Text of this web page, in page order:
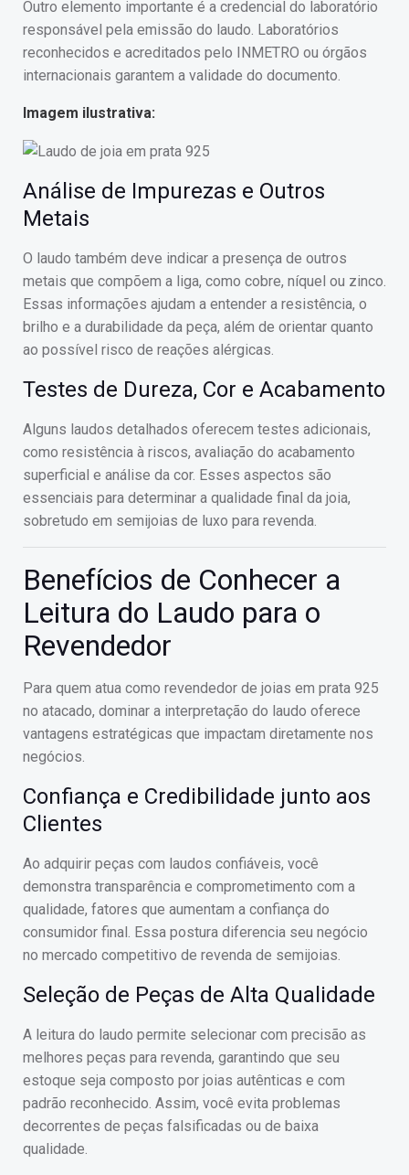
Outro elemento importante é a credencial do laboratório
responsável pela emissão do laudo. Laboratórios
reconhecidos e acreditados pelo INMETRO ou órgãos
internacionais garantem a validade do documento.
Imagem ilustrativa:
Análise de Impurezas e Outros
Metais
O laudo também deve indicar a presença de outros
metais que compõem a liga, como cobre, níquel ou zinco.
Essas informações ajudam a entender a resistência, o
brilho e a durabilidade da peça, além de orientar quanto
ao possível risco de reações alérgicas.
Testes de Dureza, Cor e Acabamento
Alguns laudos detalhados oferecem testes adicionais,
como resistência à riscos, avaliação do acabamento
superficial e análise da cor. Esses aspectos são
essenciais para determinar a qualidade final da joia,
sobretudo em semijoias de luxo para revenda.
Benefícios de Conhecer a
Leitura do Laudo para o
Revendedor
Para quem atua como revendedor de joias em prata 925
no atacado, dominar a interpretação do laudo oferece
vantagens estratégicas que impactam diretamente nos
negócios.
Confiança e Credibilidade junto aos
Clientes
Ao adquirir peças com laudos confiáveis, você
demonstra transparência e comprometimento com a
qualidade, fatores que aumentam a confiança do
consumidor final. Essa postura diferencia seu negócio
no mercado competitivo de revenda de semijoias.
Seleção de Peças de Alta Qualidade
A leitura do laudo permite selecionar com precisão as
melhores peças para revenda, garantindo que seu
estoque seja composto por joias autênticas e com
padrão reconhecido. Assim, você evita problemas
decorrentes de peças falsificadas ou de baixa
qualidade.